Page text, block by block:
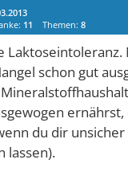
11 Themen:8
schon gut
du dir
lassen).